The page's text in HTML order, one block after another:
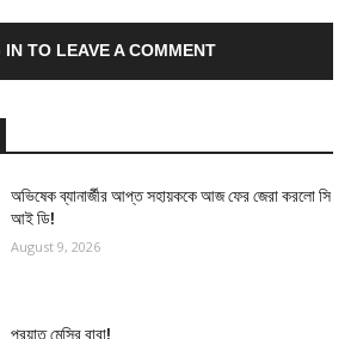
IN TO LEAVE A COMMENT
অভিষেক ব্যানার্জীর আপ্ত সহায়ককে আজ ফের জেরা করলো সি
আই ডি!
August 9, 2026
প্রয়াত মেসির বাবা!